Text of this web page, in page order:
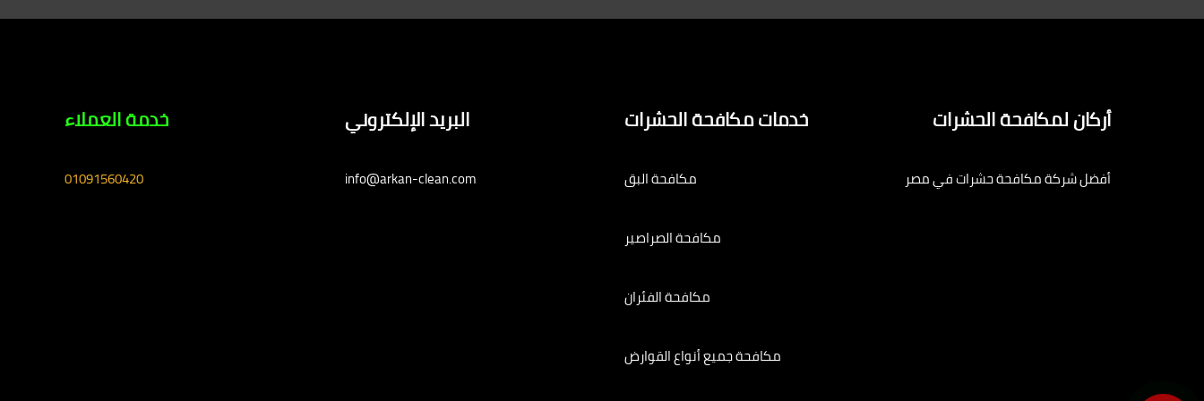
أركان لمكافحة الحشرات
أفضل شركة مكافحة حشرات في مصر
خدمات مكافحة الحشرات
مكافحة البق
مكافحة الصراصير
مكافحة الفئران
مكافحة جميع أنواع القوارض
البريد الإلكتروني
info@arkan-clean.com
خدمة العملاء
01091560420